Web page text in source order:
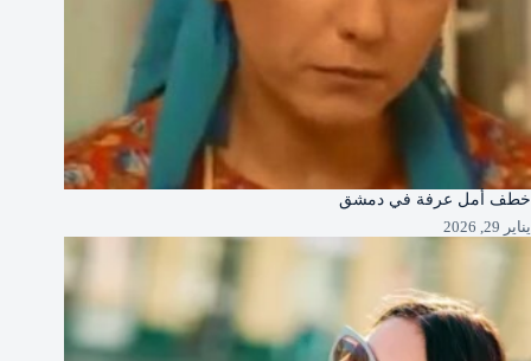
خطف أمل عرفة في دمشق
يناير 29, 2026